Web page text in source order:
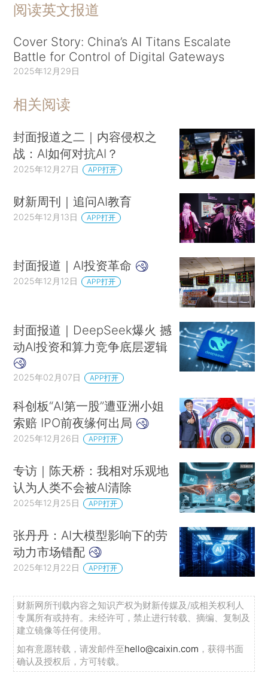
阅读英文报道
Cover Story: China’s AI Titans Escalate
Battle for Control of Digital Gateways
2025年12月29日
相关阅读
封面报道之二｜内容侵权之
战：AI如何对抗AI？
2025年12月27日 APP打开
财新周刊｜追问AI教育
2025年12月13日 APP打开
封面报道｜AI投资革命
2025年12月12日 APP打开
封面报道｜DeepSeek爆火 撼
动AI投资和算力竞争底层逻辑
2025年02月07日 APP打开
科创板“AI第一股”遭亚洲小姐
索赔 IPO前夜缘何出局
2025年12月26日 APP打开
专访｜陈天桥：我相对乐观地
认为人类不会被AI清除
2025年12月25日 APP打开
张丹丹：AI大模型影响下的劳
动力市场错配
2025年12月22日 APP打开
财新网所刊载内容之知识产权为财新传媒及/或相关权利人
专属所有或持有。未经许可，禁止进行转载、摘编、复制及
建立镜像等任何使用。
如有意愿转载，请发邮件至hello@caixin.com ，获得书面
确认及授权后，方可转载。